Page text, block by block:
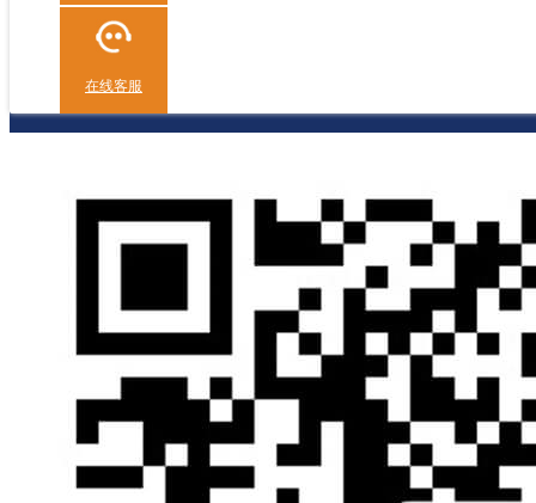
在线客服